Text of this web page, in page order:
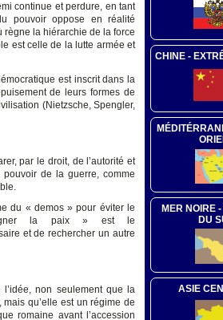
continue et perdure, en tant
pouvoir oppose en réalité
règne la hiérarchie de la force
est celle de la lutte armée et
est inscrit dans la
de leurs formes de
(Nietzsche, Spengler,
par le droit, de l’autorité et
de la guerre, comme
du « demos » pour éviter le
la paix » est le
et de rechercher un autre
non seulement que la
qu’elle est un régime de
romaine avant l’accession
CHINE -
MER NOIRE
DU
ASIE